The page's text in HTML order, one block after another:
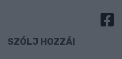
SZÓLJ HOZZÁ!